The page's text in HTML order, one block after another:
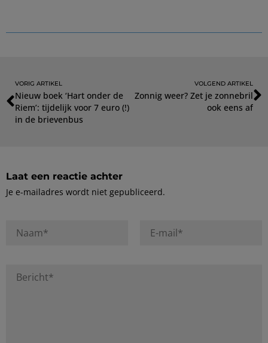
VORIG ARTIKEL
Nieuw boek ‘Hart onder de
Riem’: tijdelijk voor 7 euro (!)
in de brievenbus
VOLGEND ARTIKEL
Zonnig weer? Zet je zonnebril
ook eens af
Laat een reactie achter
Je e-mailadres wordt niet gepubliceerd.